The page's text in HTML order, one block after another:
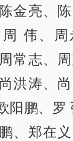
金亮、
伟、周
常志、
洪涛、
阳鹏、罗
、郑在义